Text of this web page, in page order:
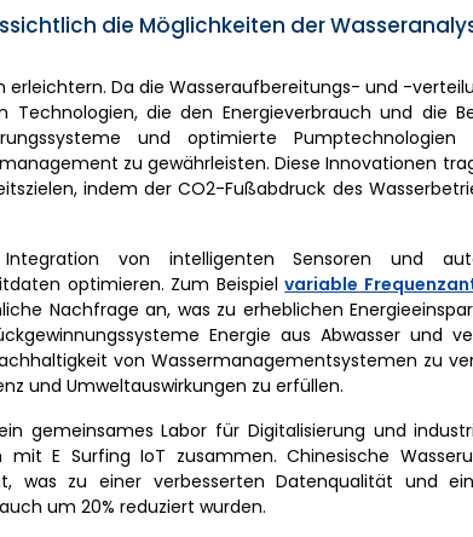
die Möglichkeiten der
Da die Wasseraufbereitungs- und -
die den Energieverbrauch und die
und optimierte
zu gewährleisten. Diese Innovationen
indem der CO2-Fußabdruck des
von intelligenten Sensoren und
optimieren. Zum Beispielvariable
Nachfrage an, was zu erheblichen
Energie aus Abwasser und
von Wassermanagementsystemen zu
und Umweltauswirkungen zu erfüllen.
gemeinsames Labor für Digitalisierung und
E Surfing IoT zusammen. Chinesische
was zu einer verbesserten Datenqualität und
um 20% reduziert wurden.